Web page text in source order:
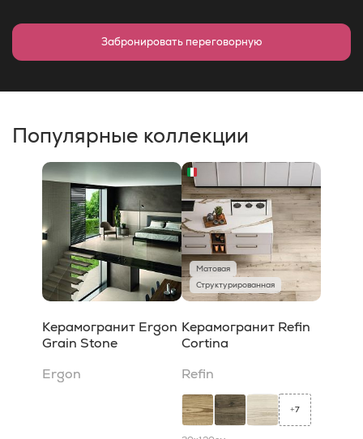
Забронировать переговорную
Популярные коллекции
Керамогранит Ergon
Grain Stone
Ergon
Матовая
Структурированная
Керамогранит Refin
Cortina
Refin
+7